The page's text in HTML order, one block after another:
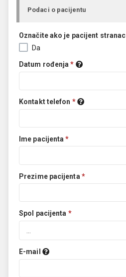
Podaci o pacijentu
Označite ako je pacijent stranac
Da
Datum rođenja *
Kontakt telefon *
Ime pacijenta *
Prezime pacijenta *
Spol pacijenta *
...
E-mail